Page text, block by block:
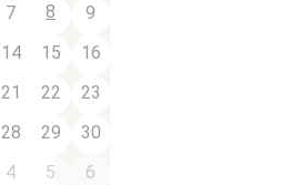
7 8
9
14 15
16
21 22
23
28 29
30
4 5 6